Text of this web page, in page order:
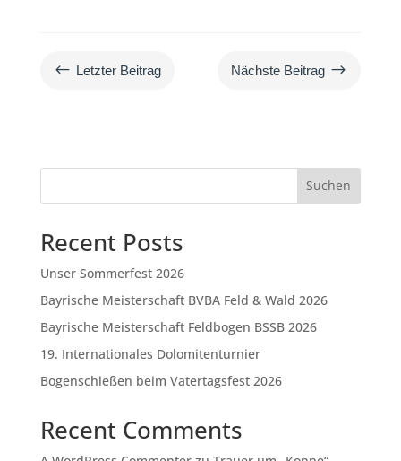
# Letzter Beitrag Nächste Beitrag $
Suchen
Recent Posts
Unser Sommerfest 2026
Bayrische Meisterschaft BVBA Feld & Wald 2026
Bayrische Meisterschaft Feldbogen BSSB 2026
19. Internationales Dolomitenturnier
Bogenschießen beim Vatertagsfest 2026
Recent Comments